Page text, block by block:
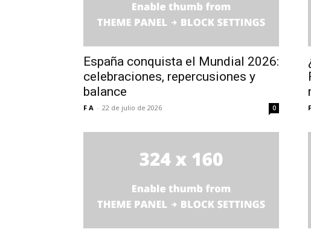
España conquista el Mundial 2026:
celebraciones, repercusiones y
balance
F A - 22 de julio de 2026 0